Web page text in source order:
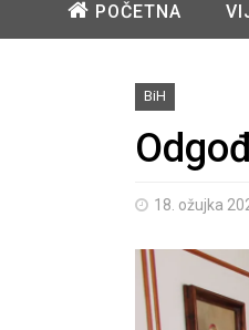
POČETNA
BiH
18. ožujka